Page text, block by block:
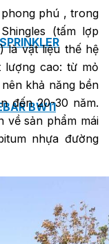
BW11
phú , trong
(tấm lợp
là vật liệu thế hệ
lượng cao: từ mỏ
khả năng bền
đến 20-30 năm.
về sản phẩm mái
nhựa đường